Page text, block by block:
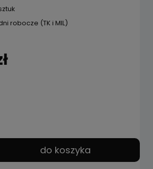
robocze (TK i MIL)
do koszyka